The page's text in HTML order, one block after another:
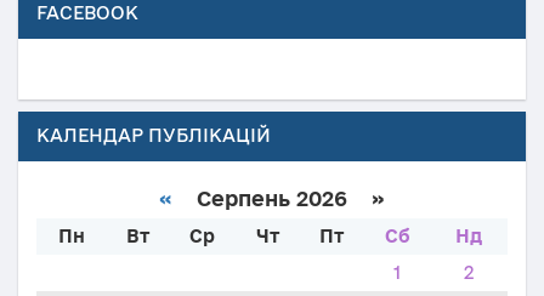
FACEBOOK
КАЛЕНДАР ПУБЛІКАЦІЙ
« Серпень 2026 »
Пн Вт Ср Чт Пт Сб
Нд
1
2